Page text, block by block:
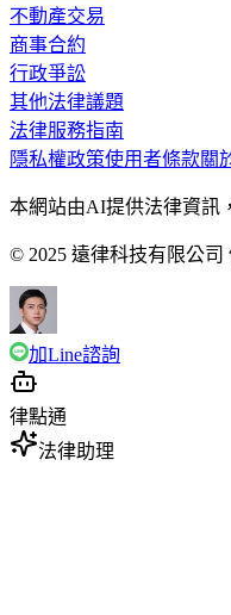
不動產交易
商事合約
行政爭訟
其他法律議題
法律服務指南
隱私權政策使用者條款關
本網站由AI提供法律資訊
© 2025 遠律科技有限公司
加Line諮詢
律點通
法律助理